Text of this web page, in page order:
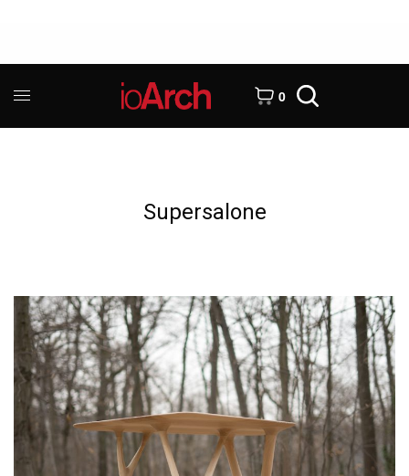
0
Supersalone